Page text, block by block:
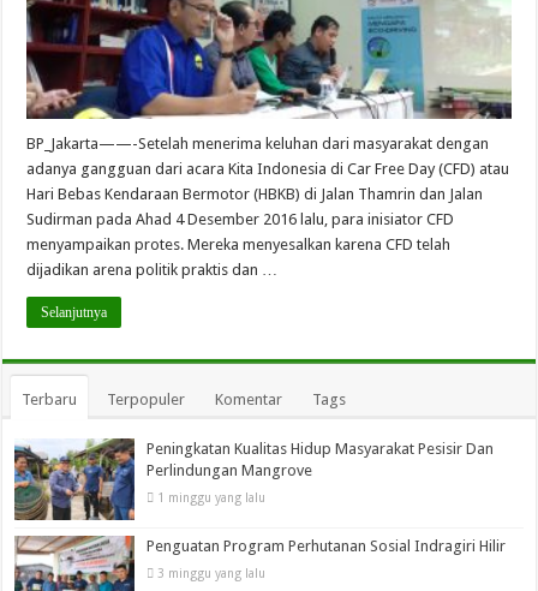
BP_Jakarta——-Setelah menerima keluhan dari masyarakat dengan
adanya gangguan dari acara Kita Indonesia di Car Free Day (CFD) atau
Hari Bebas Kendaraan Bermotor (HBKB) di Jalan Thamrin dan Jalan
Sudirman pada Ahad 4 Desember 2016 lalu, para inisiator CFD
menyampaikan protes. Mereka menyesalkan karena CFD telah
dijadikan arena politik praktis dan …
Selanjutnya
Terbaru Terpopuler Komentar Tags
Peningkatan Kualitas Hidup Masyarakat Pesisir Dan
Perlindungan Mangrove
1 minggu yang lalu
Penguatan Program Perhutanan Sosial Indragiri Hilir
3 minggu yang lalu